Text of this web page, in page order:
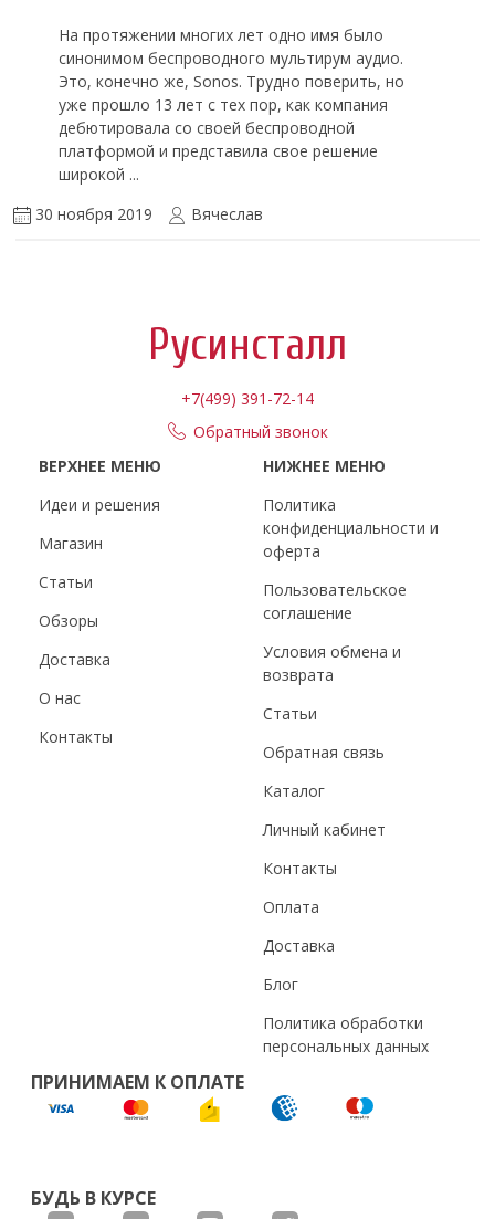
На протяжении многих лет одно имя было
синонимом беспроводного мультирум аудио.
Это, конечно же, Sonos. Трудно поверить, но
уже прошло 13 лет с тех пор, как компания
дебютировала со своей беспроводной
платформой и представила свое решение
широкой ...
30 ноября 2019
Вячеслав
Русинсталл
+7(499) 391-72-14
Обратный звонок
ВЕРХНЕЕ МЕНЮ
Идеи и решения
Магазин
Статьи
Обзоры
Доставка
О нас
Контакты
НИЖНЕЕ МЕНЮ
Политика
конфиденциальности и
оферта
Пользовательское
соглашение
Условия обмена и
возврата
Статьи
Обратная связь
Каталог
Личный кабинет
Контакты
Оплата
Доставка
Блог
Политика обработки
персональных данных
ПРИНИМАЕМ К ОПЛАТЕ
БУДЬ В КУРСЕ